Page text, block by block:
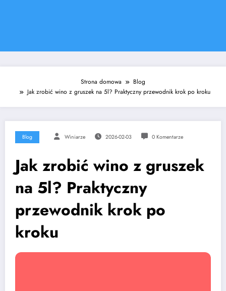
Strona domowa
Blog
Jak zrobić wino z gruszek na 5l? Praktyczny przewodnik krok po kroku
Blog Winiarze 2026-02-03 0 Komentarze
Jak zrobić wino z gruszek
na 5l? Praktyczny
przewodnik krok po
kroku